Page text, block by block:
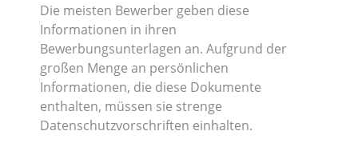
Die meisten Bewerber geben diese
Informationen in ihren
Bewerbungsunterlagen an. Aufgrund der
großen Menge an persönlichen
Informationen, die diese Dokumente
enthalten, müssen sie strenge
Datenschutzvorschriften einhalten.